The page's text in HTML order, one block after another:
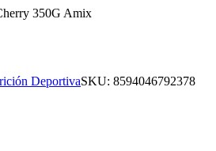
350G Amix
DeportivaSKU: 8594046792378